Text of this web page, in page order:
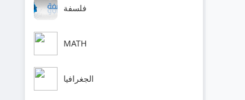
فلسفة
MATH
الجغرافيا